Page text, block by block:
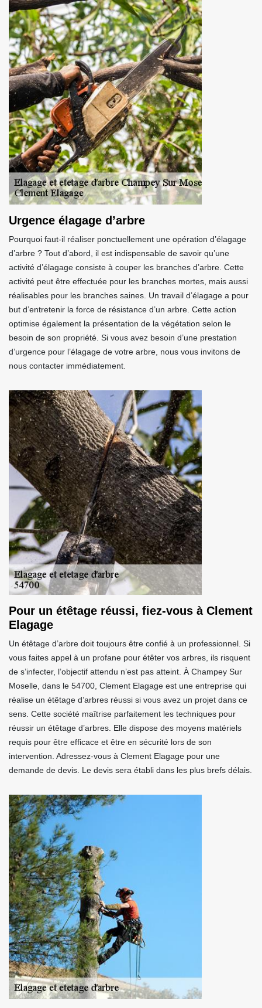
Urgence élagage d’arbre
Pourquoi faut-il réaliser ponctuellement une opération d’élagage
d’arbre ? Tout d’abord, il est indispensable de savoir qu’une
activité d’élagage consiste à couper les branches d’arbre. Cette
activité peut être effectuée pour les branches mortes, mais aussi
réalisables pour les branches saines. Un travail d’élagage a pour
but d’entretenir la force de résistance d’un arbre. Cette action
optimise également la présentation de la végétation selon le
besoin de son propriété. Si vous avez besoin d’une prestation
d’urgence pour l’élagage de votre arbre, nous vous invitons de
nous contacter immédiatement.
Pour un étêtage réussi, fiez-vous à Clement
Elagage
Un étêtage d’arbre doit toujours être confié à un professionnel. Si
vous faites appel à un profane pour étêter vos arbres, ils risquent
de s’infecter, l’objectif attendu n’est pas atteint. À Champey Sur
Moselle, dans le 54700, Clement Elagage est une entreprise qui
réalise un étêtage d’arbres réussi si vous avez un projet dans ce
sens. Cette société maîtrise parfaitement les techniques pour
réussir un étêtage d’arbres. Elle dispose des moyens matériels
requis pour être efficace et être en sécurité lors de son
intervention. Adressez-vous à Clement Elagage pour une
demande de devis. Le devis sera établi dans les plus brefs délais.